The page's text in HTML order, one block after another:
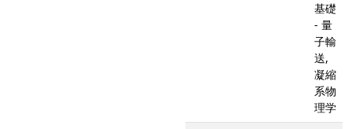
基礎
- 量
子輸
送,
凝縮
系物
理学